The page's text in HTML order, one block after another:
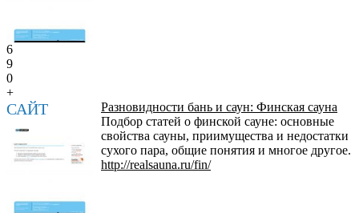
6
9
0
+
САЙТ
Разновидности бань и саун: Финская сауна
Подбор статей о финской сауне: основные
свойства сауны, приимущества и недостатки
сухого пара, общие понятия и многое другое.
http://realsauna.ru/fin/